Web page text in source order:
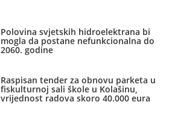
Polovina svjetskih hidroelektrana bi
mogla da postane nefunkcionalna do
2060. godine
Raspisan tender za obnovu parketa u
fiskulturnoj sali škole u Kolašinu,
vrijednost radova skoro 40.000 eura